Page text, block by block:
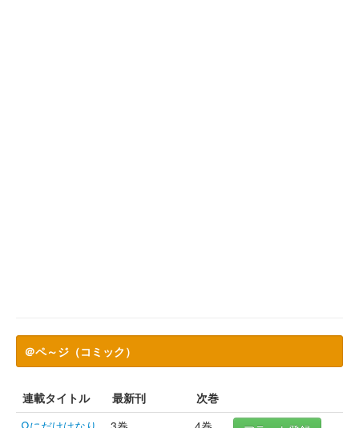
＠ペ～ジ（コミック）
連載タイトル 最新刊
次巻